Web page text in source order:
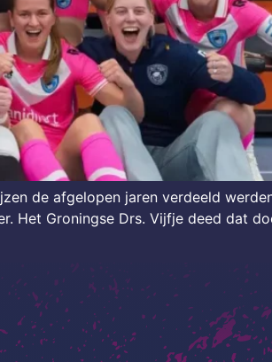
de afgelopen jaren verdeeld
Het Groningse Drs. Vijfje deed dat